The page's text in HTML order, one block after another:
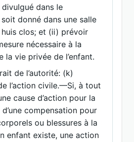
dans le
donné dans une salle
huis clos; et (ii) prévoir
nécessaire à la
la vie privée de l’enfant.
de l’autorité: (k)
l’action civile.—Si, à tout
cause d’action pour la
compensation pour
ou blessures à la
enfant existe, une action